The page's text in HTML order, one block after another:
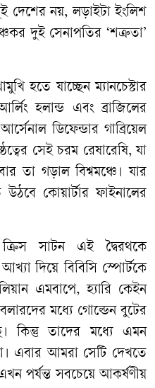
দেশের নয়, লড়াইটা ইংলিশ
দুই সেনাপতির ‘শত্রুতা’
হতে যাচ্ছেন ম্যানচেস্টার
হলান্ড এবং ব্রাজিলের
ডিফেন্ডার গাব্রিয়েল
সেই চরম রেষারেষি, যা
তা গড়াল বিশ্বমঞ্চে। যার
কোয়ার্টার ফাইনালের
ক্রিস সাটন এই দ্বৈরথকে
দিয়ে বিবিসি স্পোর্টকে
এমবাপে, হ্যারি কেইন
মধ্যে গোল্ডেন বুটের
কিন্তু তাদের মধ্যে এমন
এবার আমরা সেটি দেখতে
পর্যন্ত সবচেয়ে আকর্ষণীয়